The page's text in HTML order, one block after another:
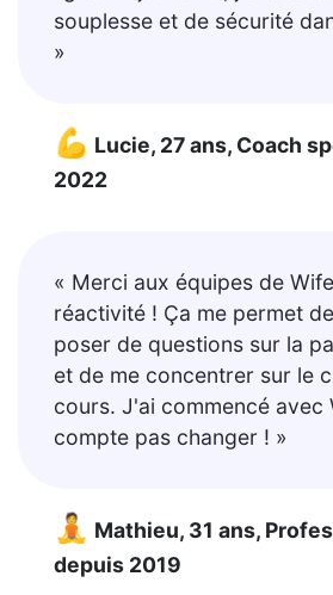
souplesse et de sécurité
»
💪 Lucie, 27 ans, Coach
2022
« Merci aux équipes de
réactivité ! Ça me permet
poser de questions sur la
et de me concentrer sur le
cours. J'ai commencé avec
compte pas changer ! »
🧘 Mathieu, 31 ans,
depuis 2019